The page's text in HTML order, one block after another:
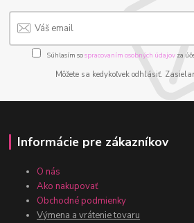
Súhlasím sospracovaním osobných údajov za
Môžete sa kedykoľvek odhlásiť.
Informácie pre zákazníkov
O nás
Ako nakupovať
Obchodné podmienky
Výmena a vrátenie tovaru